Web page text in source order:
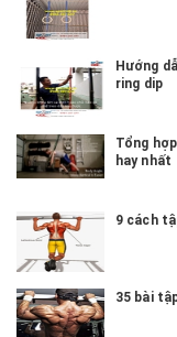
Hướng
ring dip
Tổng
hay nhất
9 cách
35 bài